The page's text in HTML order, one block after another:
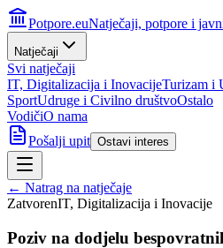
Potpore.euNatječaji, potpore i
Natječaji
Svi natječaji
IT, Digitalizacija i InovacijeTurizam i
SportUdruge i Civilno društvoOstalo
VodičiO nama
Pošalji upit Ostavi interes
← Natrag na natječaje
ZatvorenIT, Digitalizacija i Inovacije
Poziv na dodjelu